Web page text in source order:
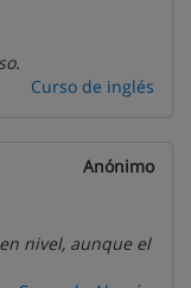
Curso de inglés
Anónimo
nivel, aunque el